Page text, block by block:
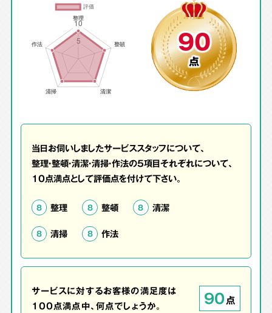
90
点
当日お伺いしましたサービススタッフについて、
整理・整頓・清潔・清掃・作法の5項目それぞれについて、
10点満点として評価点を付けて下さい。
8 整理 8 整頓 8 清潔
8 清掃 8 作法
サービスに対するお客様の満足度は
100点満点中、何点でしょうか。
90点